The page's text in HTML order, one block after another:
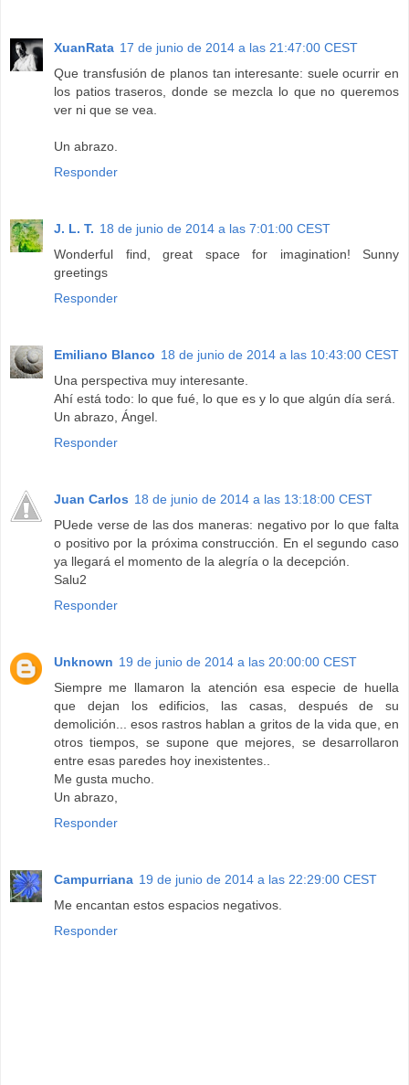
XuanRata 17 de junio de 2014 a las 21:47:00 CEST
Que transfusión de planos tan interesante: suele ocurrir en
los patios traseros, donde se mezcla lo que no queremos
ver ni que se vea.
Un abrazo.
Responder
J. L. T. 18 de junio de 2014 a las 7:01:00 CEST
Wonderful find, great space for imagination! Sunny
greetings
Responder
Emiliano Blanco 18 de junio de 2014 a las 10:43:00 CEST
Una perspectiva muy interesante.
Ahí está todo: lo que fué, lo que es y lo que algún día será.
Un abrazo, Ángel.
Responder
Juan Carlos 18 de junio de 2014 a las 13:18:00 CEST
PUede verse de las dos maneras: negativo por lo que falta
o positivo por la próxima construcción. En el segundo caso
ya llegará el momento de la alegría o la decepción.
Salu2
Responder
Unknown 19 de junio de 2014 a las 20:00:00 CEST
Siempre me llamaron la atención esa especie de huella
que dejan los edificios, las casas, después de su
demolición... esos rastros hablan a gritos de la vida que, en
otros tiempos, se supone que mejores, se desarrollaron
entre esas paredes hoy inexistentes..
Me gusta mucho.
Un abrazo,
Responder
Campurriana 19 de junio de 2014 a las 22:29:00 CEST
Me encantan estos espacios negativos.
Responder